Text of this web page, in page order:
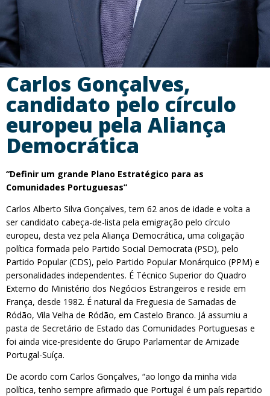
Carlos Gonçalves,
candidato pelo círculo
europeu pela Aliança
Democrática
“Definir um grande Plano Estratégico para as
Comunidades Portuguesas”
Carlos Alberto Silva Gonçalves, tem 62 anos de idade e volta a
ser candidato cabeça-de-lista pela emigração pelo círculo
europeu, desta vez pela Aliança Democrática, uma coligação
política formada pelo Partido Social Democrata (PSD), pelo
Partido Popular (CDS), pelo Partido Popular Monárquico (PPM) e
personalidades independentes. É Técnico Superior do Quadro
Externo do Ministério dos Negócios Estrangeiros e reside em
França, desde 1982. É natural da Freguesia de Sarnadas de
Ródão, Vila Velha de Ródão, em Castelo Branco. Já assumiu a
pasta de Secretário de Estado das Comunidades Portuguesas e
foi ainda vice-presidente do Grupo Parlamentar de Amizade
Portugal-Suíça.
De acordo com Carlos Gonçalves, “ao longo da minha vida
política, tenho sempre afirmado que Portugal é um país repartido